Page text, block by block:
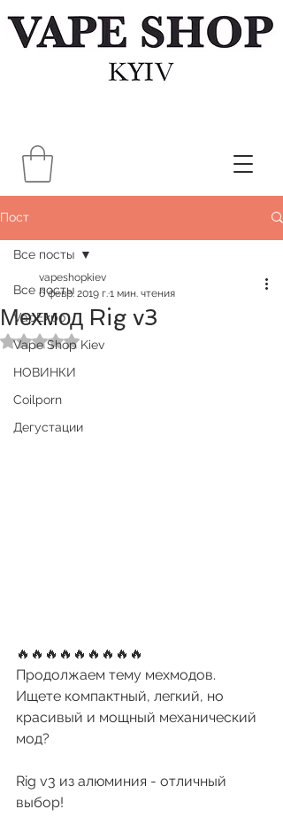
Пост
Все посты
VapExpo
Vape Shop Kiev
НОВИНКИ
Coilporn
Дегустации
Все посты
Мехмод Rig v3
vapeshopkiev
6 февр. 2019 г. 1 мин. чтения
Оценка: не число из 5 звезд.
🔥🔥🔥🔥🔥🔥🔥🔥🔥
Продолжаем тему мехмодов.
Ищете компактный, легкий, но
красивый и мощный механический
мод?
Rig v3 из алюминия - отличный
выбор!